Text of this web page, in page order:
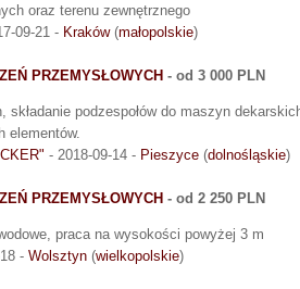
oraz terenu zewnętrznego
09-21 - Kraków(małopolskie)
PRZEMYSŁOWYCH - od 3 000 PLN
składanie podzespołów do maszyn
elementów.
- 2018-09-14 - Pieszyce (dolnośląskie)
PRZEMYSŁOWYCH - od 2 250 PLN
praca na wysokości powyżej 3 m
- Wolsztyn (wielkopolskie)